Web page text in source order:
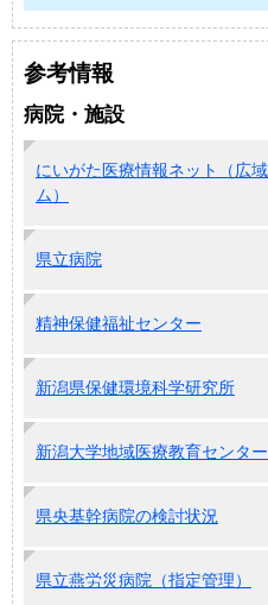
参考情報
病院・施設
にいがた医療情報ネット（広
ム）
県立病院
精神保健福祉センター
新潟県保健環境科学研究所
新潟大学地域医療教育センタ
県央基幹病院の検討状況
県立燕労災病院（指定管理）